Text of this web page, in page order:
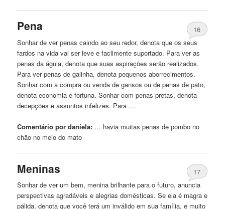
Pena
16
Sonharde ver penascaindo ao seu redor, denota que os seus
fardos na vida vai ser leve e facilmente suportado. Para ver as
penas da águia, denota que suas aspirações serão realizados.
Para ver penasde galinha, denota pequenos aborrecimentos.
Sonhar com a compra ou vendade gansos oude penasde pato,
denota economia e fortuna. Sonhar com penas pretas, denota
decepções e assuntos infelizes. Para …
Comentário por daniela: … havia muitas penasde pombo no
chão no meio do mato
Meninas
17
Sonharde verum bem, menina brilhante para o futuro, anuncia
perspectivas agradáveis ​​e alegrias domésticas. Se ela é magra e
pálida, denota que você teráum inválido em sua família, e muito